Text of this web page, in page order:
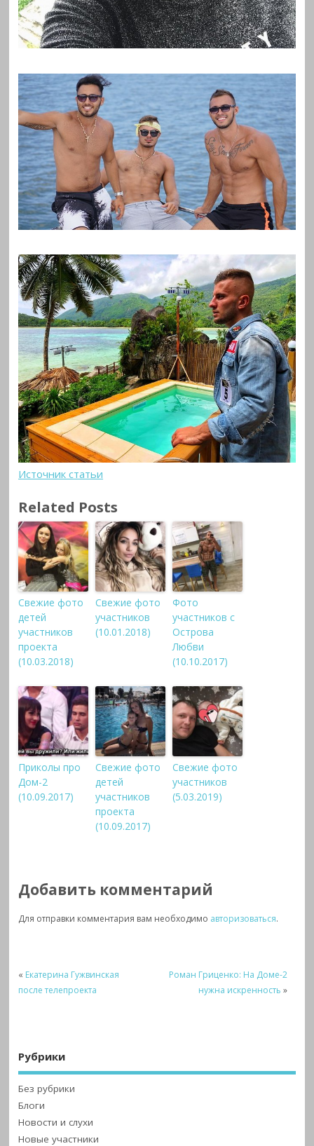
Источник статьи
Related Posts
Свежие фото
детей
участников
проекта
(10.03.2018)
Свежие фото
участников
(10.01.2018)
Фото
участников с
Острова
Любви
(10.10.2017)
Приколы про
Дом-2
(10.09.2017)
Свежие фото
детей
участников
проекта
(10.09.2017)
Свежие фото
участников
(5.03.2019)
Добавить комментарий
Для отправки комментария вам необходимо авторизоваться.
« Екатерина Гужвинская
после телепроекта
Роман Гриценко: На Доме-2
нужна искренность »
Рубрики
Без рубрики
Блоги
Новости и слухи
Новые участники